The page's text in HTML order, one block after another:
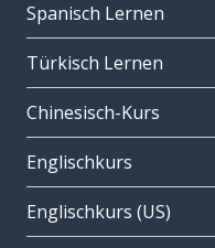
Spanisch Lernen
Türkisch Lernen
Chinesisch-Kurs
Englischkurs
Englischkurs (US)